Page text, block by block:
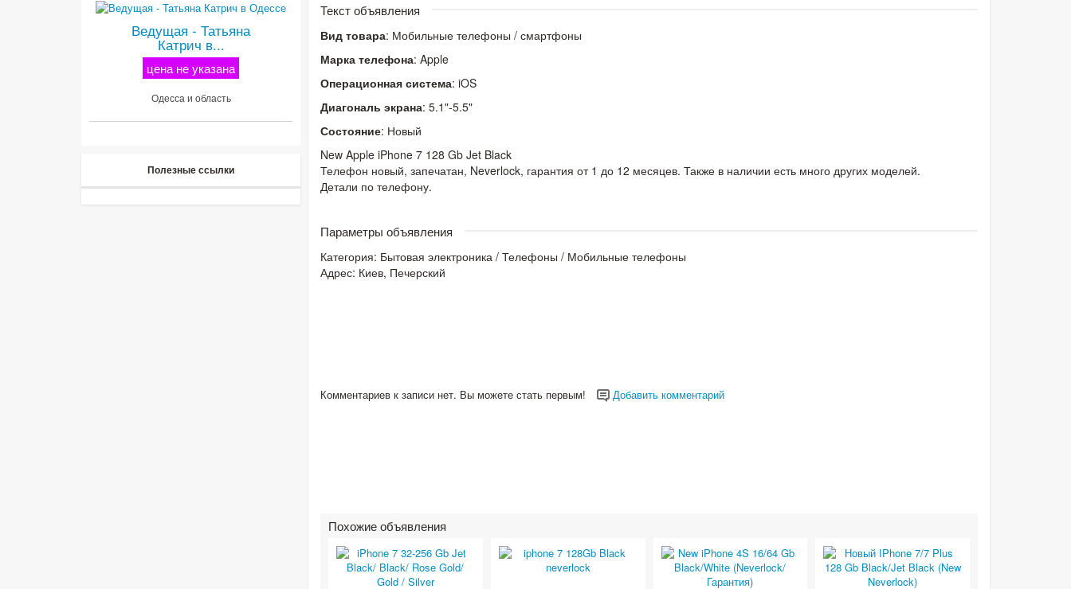
Текст объявления
Вид товара: Мобильные телефоны / смартфоны
Марка телефона: Apple
Операционная система: iOS
Диагональ экрана: 5.1"-5.5"
Состояние: Новый
New Apple iPhone 7 128 Gb Jet Black
Телефон новый, запечатан, Neverlock, гарантия от 1 до 12 месяцев. Также в наличии есть много других моделей.
Детали по телефону.
Параметры объявления
Категория: Бытовая электроника / Телефоны / Мобильные телефоны
Адрес: Киев, Печерский
Комментариев к записи нет. Вы можете стать первым! Добавить комментарий
Похожие объявления
Ведущая - Татьяна
Катрич в...
цена не указана
Одесса и область
Полезные ссылки